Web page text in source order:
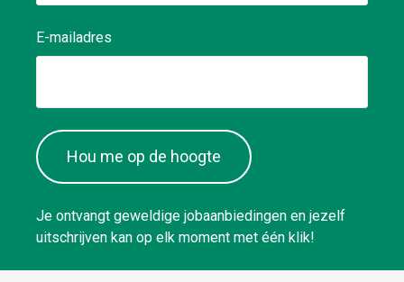
E-mailadres
Hou me op de hoogte
Je ontvangt geweldige jobaanbiedingen en jezelf
uitschrijven kan op elk moment met één klik!